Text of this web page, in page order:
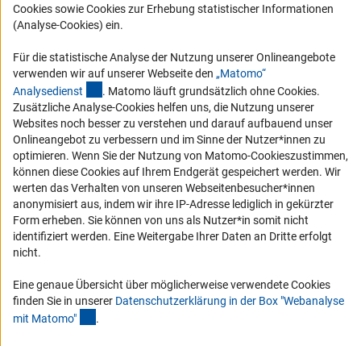
RSS-Feeds
Compliance
Vergabeverfahren
Barrierefreiheit
Service und Informationen für Menschen mit Behinderungen
Erklärung zur Barrierefreiheit
Barriere melden
DFG-aktuell
Erhalten Sie Neuigkeiten aus der DFG direkt in Ihr Mailpostfach oder
schauen Sie sich die Ausgaben online an.
Zum Newsletter
Cookies sowie Cookies zur Erhebung statistischer Informationen
(Analyse-Cookies) ein.
Für die statistische Analyse der Nutzung unserer Onlineangebote
verwenden wir auf unserer Webseite den „Matomo“
Analysedienst (externer Link)
. Matomo läuft grundsätzlich ohne Cookies.
Zusätzliche Analyse-Cookies helfen uns, die Nutzung unserer
Websites noch besser zu verstehen und darauf aufbauend unser
Onlineangebot zu verbessern und im Sinne der Nutzer*innen zu
optimieren. Wenn Sie der Nutzung von Matomo-Cookieszustimmen,
können diese Cookies auf Ihrem Endgerät gespeichert werden. Wir
werten das Verhalten von unseren Webseitenbesucher*innen
anonymisiert aus, indem wir ihre IP-Adresse lediglich in gekürzter
Form erheben. Sie können von uns als Nutzer*in somit nicht
identifiziert werden. Eine Weitergabe Ihrer Daten an Dritte erfolgt
nicht.
Eine genaue Übersicht über möglicherweise verwendete Cookies
finden Sie in unserer Datenschutzerklärung in der Box "Webanalyse
mit Matomo" .